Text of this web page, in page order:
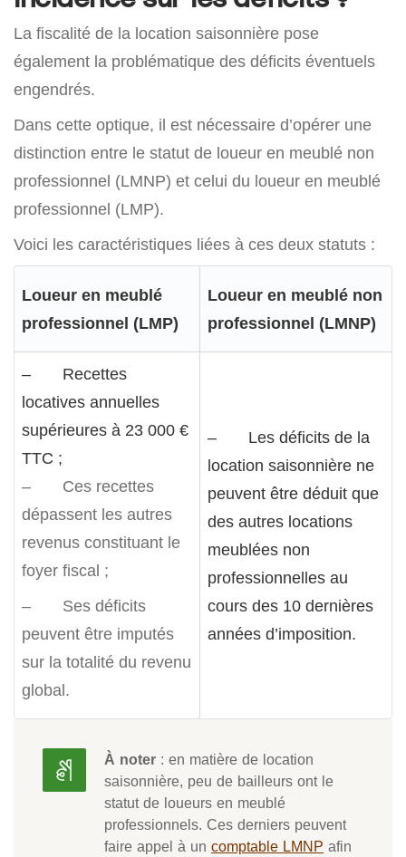
La fiscalité de la location saisonnière pose
également la problématique des déficits éventuels
engendrés.
Dans cette optique, il est nécessaire d’opérer une
distinction entre le statut de loueur en meublé non
professionnel (LMNP) et celui du loueur en meublé
professionnel (LMP).
Voici les caractéristiques liées à ces deux statuts :
Loueur en meublé
professionnel (LMP)
Loueur en meublé non
professionnel (LMNP)
– Recettes
locatives annuelles
supérieures à 23 000 €
TTC ;
– Ces recettes
dépassent les autres
revenus constituant le
foyer fiscal ;
– Ses déficits
peuvent être imputés
sur la totalité du revenu
global.
– Les déficits de la
location saisonnière ne
peuvent être déduit que
des autres locations
meublées non
professionnelles au
cours des 10 dernières
années d’imposition.
À noter : en matière de location
saisonnière, peu de bailleurs ont le
statut de loueurs en meublé
professionnels. Ces derniers peuvent
faire appel à un comptable LMNP afin